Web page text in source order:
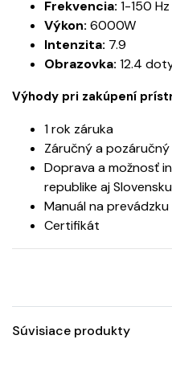
Frekvencia: 1-150 Hz
Výkon: 6000W
Intenzita: 7.9
Obrazovka: 12.4
Výhody pri zakúpení
1 rok záruka
Záručný a pozáručný
Doprava a možnosť
republike aj Slovensku
Manuál na prevádzku
Certifikát
Súvisiace produkty